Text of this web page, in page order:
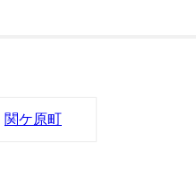
関ケ原町